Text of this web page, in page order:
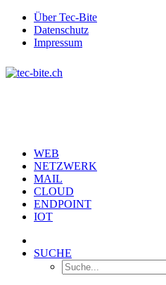
Über Tec-Bite
Datenschutz
Impressum
WEB
NETZWERK
MAIL
CLOUD
ENDPOINT
IOT
SUCHE